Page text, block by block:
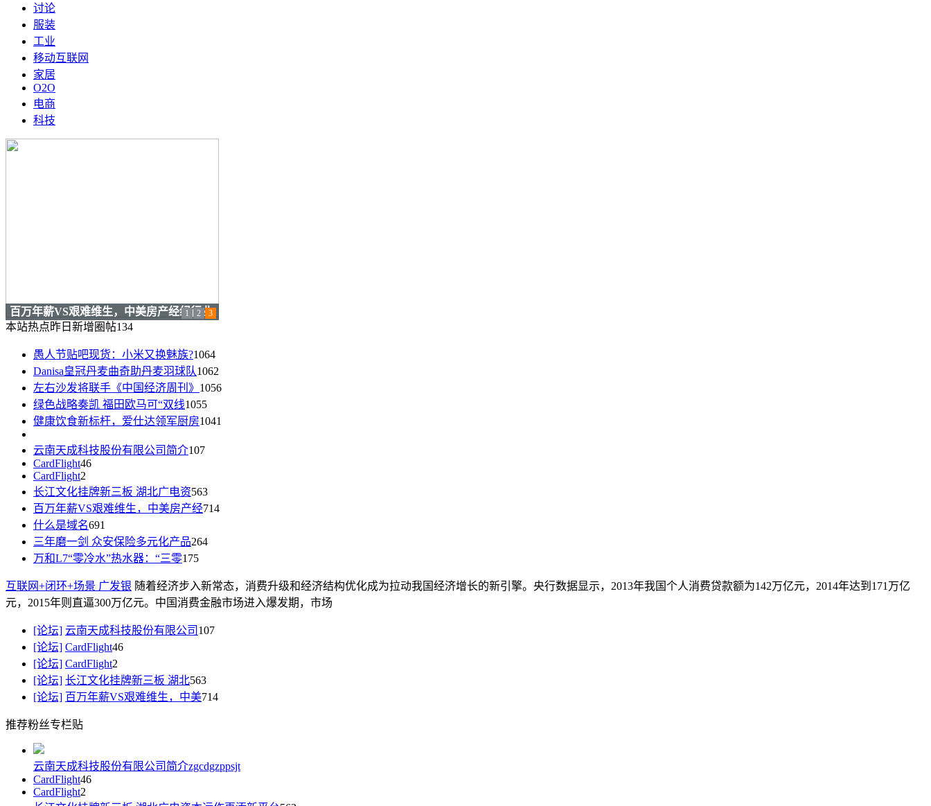
讨论
服装
工业
移动互联网
家居
O2O
电商
科技
云南天成科技股份有限公司简介 1 2 3
本站热点昨日新增圈帖134
愚人节贴吧现货：小米又换魅族?1064
Danisa皇冠丹麦曲奇助丹麦羽球队1062
左右沙发将联手《中国经济周刊》 1056
绿色战略奏凯 福田欧马可“双线1055
健康饮食新标杆，爱仕达领军厨房1041
云南天成科技股份有限公司简介107
CardFlight46
CardFlight2
长江文化挂牌新三板 湖北广电资563
百万年薪VS艰难维生，中美房产经714
什么是域名691
三年磨一剑 众安保险多元化产品264
万和L7“零冷水”热水器：“三零175
互联网+闭环+场景 广发银 随着经济步入新常态，消费升级和经济结构优化成为拉动我国经济增长的新引擎。央行数据显示，2013年我国个人消费贷款额为142万亿元，2014年达到171万亿
元，2015年则直逼300万亿元。中国消费金融市场进入爆发期，市场
[论坛] 云南天成科技股份有限公司 107
[论坛] CardFlight46
[论坛] CardFlight2
[论坛] 长江文化挂牌新三板 湖北563
[论坛] 百万年薪VS艰难维生，中美714
推荐粉丝专栏贴
云南天成科技股份有限公司简介zgcdgzppsjt
CardFlight46
CardFlight2